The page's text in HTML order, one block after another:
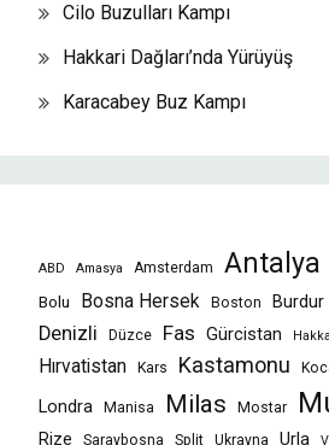
Cilo Buzulları Kampı
Hakkari Dağları’nda Yürüyüş
Karacabey Buz Kampı
ABD Amasya Amsterdam Antalya
Bolu Bosna Hersek Boston Burdur
Denizli Düzce Fas Gürcistan
Hırvatistan
Kars Kastamonu
Londra
Manisa Milas Mostar
Rize Saraybosna Split Ukrayna Urla